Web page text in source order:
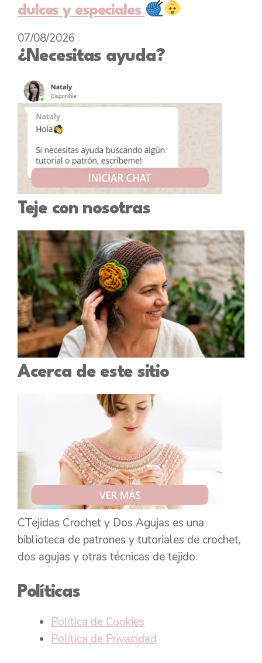
dulces y especiales
07/08/2026
¿Necesitas ayuda?
Teje con nosotras
Acerca de este sitio
CTejidas Crochet y Dos Agujas es una
biblioteca de patrones y tutoriales de crochet,
dos agujas y otras técnicas de tejido.
Políticas
Política de Cookies
Política de Privacidad